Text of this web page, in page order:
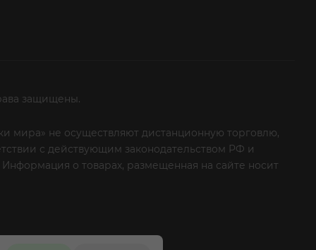
защищены.
мира» не осуществляют дистанционную торговлю,
с действующим законодательством РФ и
о товарах, размещенная на сайте носит